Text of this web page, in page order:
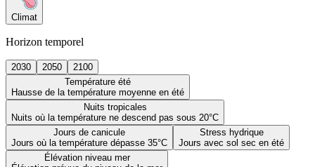
Climat
Horizon temporel
2030 2050
2100
Température été
Hausse de la température moyenne en été
Nuits tropicales
Nuits où la température ne descend pas sous 20°C
Jours de canicule
Jours où la température dépasse 35°C
Stress hydrique
Jours avec sol sec en été
Élévation niveau mer